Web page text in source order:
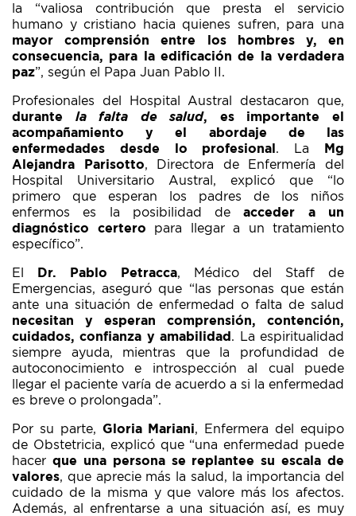
la “valiosa contribución que presta el servicio
humano y cristiano hacia quienes sufren, para una
mayor comprensión entre los hombres y, en
consecuencia, para la edificación de la verdadera
paz”, según el Papa Juan Pablo II.
Profesionales del Hospital Austral destacaron que,
durante la falta de salud, es importante el
acompañamiento y el abordaje de las
enfermedades desde lo profesional . La
Mg
Alejandra Parisotto, Directora de Enfermería del
Hospital Universitario Austral, explicó que “lo
primero que esperan los padres de los niños
enfermos es la posibilidad deacceder a un
diagnóstico certero para llegar a un tratamiento
específico”.
El Dr. Pablo Petracca, Médico del Staff de
Emergencias, aseguró que “las personas que están
ante una situación de enfermedad o falta de salud
necesitan y esperan comprensión, contención,
cuidados, confianza y amabilidad . La espiritualidad
siempre ayuda, mientras que la profundidad de
autoconocimiento e introspección al cual puede
llegar el paciente varía de acuerdo a si la enfermedad
es breve o prolongada”.
Por su parte, Gloria Mariani, Enfermera del equipo
de Obstetricia, explicó que “una enfermedad puede
hacer que una persona se replantee su escala de
valores, que aprecie más la salud, la importancia del
cuidado de la misma y que valore más los afectos.
Además, al enfrentarse a una situación así, es muy